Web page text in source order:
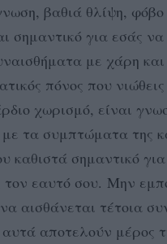
βαθιά θλίψη,
σημαντικό για εσάς
με χάρη
πόνος που
χωρισμό, είναι
τα συμπτώματα της
καθιστά σημαντικό
τον εαυτό σου. Μην
αισθάνεται τέτοια
αποτελούν μέρος